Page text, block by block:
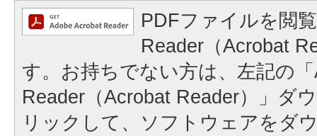
PDFファイルを閲
Reader（Acrobat
す。お持ちでない方は、左記の
Reader（Acrobat Reader）」ダ
リックして、ソフトウェアをダ